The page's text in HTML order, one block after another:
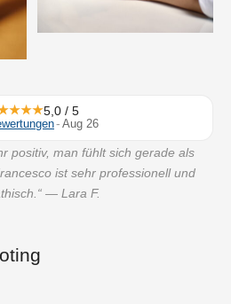
5,0 / 5
- Aug 26
positiv, man fühlt sich gerade als
ist sehr professionell und
— Lara F.